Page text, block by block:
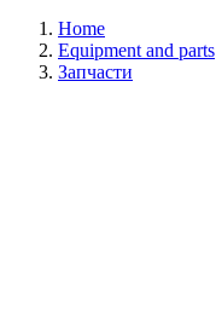
Home
Equipment and parts
Запчасти